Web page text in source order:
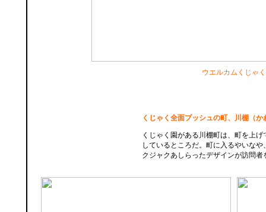
ウエルカム くじゃく
くじゃく全面プッシュの町、川棚（か
くじゃく園がある川棚町は、町を上げ
しているところだ。町に入るやいなや
クジャクあしらったデザインが訪問者